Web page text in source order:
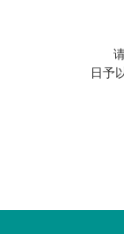
日予